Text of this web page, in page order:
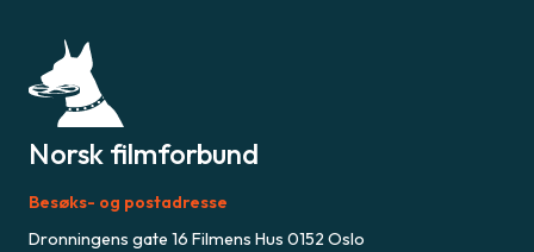
Norsk filmforbund
Besøks- og postadresse
Dronningens gate 16 Filmens Hus 0152 Oslo